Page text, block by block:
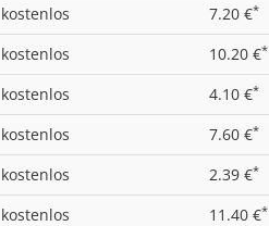
kostenlos 7.20 €*
kostenlos 10.20 €*
kostenlos 4.10 €*
kostenlos 7.60 €*
kostenlos 2.39 €*
kostenlos 11.40 €*